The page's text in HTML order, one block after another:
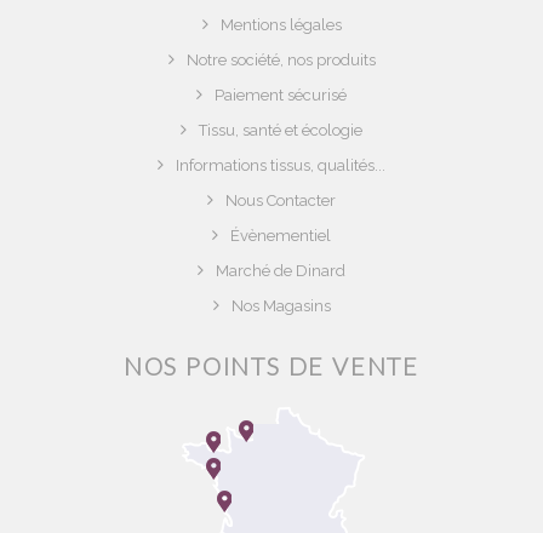
Mentions légales
Notre société, nos produits
Paiement sécurisé
Tissu, santé et écologie
Informations tissus, qualités...
Nous Contacter
Évènementiel
Marché de Dinard
Nos Magasins
NOS POINTS DE VENTE